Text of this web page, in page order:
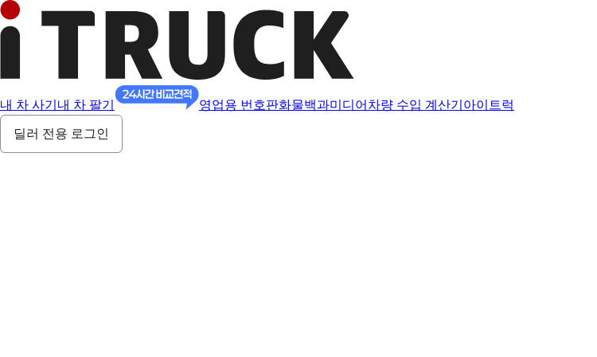
내 차 사기 내 차 팔기 영업용 번호판화물백과미디어 차량 수입 계산기 아이트럭
딜러 전용 로그인